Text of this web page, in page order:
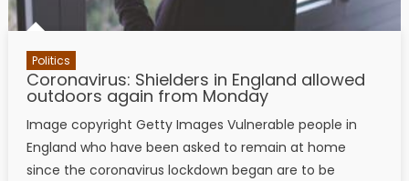
Politics
Coronavirus: Shielders in England allowed
outdoors again from Monday
Image copyright Getty Images Vulnerable people in
England who have been asked to remain at home
since the coronavirus lockdown began are to be